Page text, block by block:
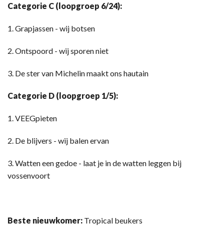
Categorie C (loopgroep 6/24):
1. Grapjassen - wij botsen
2. Ontspoord - wij sporen niet
3. De ster van Michelin maakt ons hautain
Categorie D (loopgroep 1/5):
1. VEEGpieten
2. De blijvers - wij balen ervan
3. Watten een gedoe - laat je in de watten leggen bij
vossenvoort
Beste nieuwkomer: Tropical beukers